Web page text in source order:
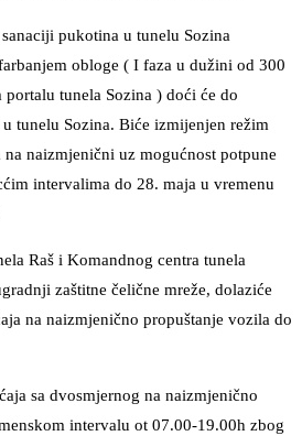
pukotina u tunelu Sozina
obloge ( I faza u dužini od 300
tunela Sozina ) doći će do
tunelu Sozina. Biće izmijenjen režim
na naizmjenični uz mogućnost potpune
intervalima do 28. maja u vremenu
Raš i Komandnog centra tunela
zaštitne čelične mreže, dolaziće
na naizmjenično propuštanje vozila do
sa dvosmjernog na naizmjenično
intervalu ot 07.00-19.00h zbog